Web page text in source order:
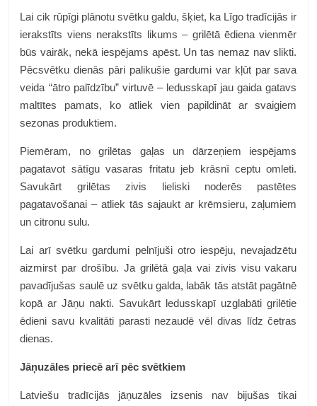
Lai cik rūpīgi plānotu svētku galdu, šķiet, ka Līgo tradīcijās ir
ierakstīts viens nerakstīts likums – grilētā ēdiena vienmēr
būs vairāk, nekā iespējams apēst. Un tas nemaz nav slikti.
Pēcsvētku dienās pāri palikušie gardumi var kļūt par sava
veida “ātro palīdzību” virtuvē – ledusskapī jau gaida gatavs
maltītes pamats, ko atliek vien papildināt ar svaigiem
sezonas produktiem.
Piemēram, no grilētas gaļas un dārzeņiem iespējams
pagatavot sātīgu vasaras fritatu jeb krāsnī ceptu omleti.
Savukārt grilētas zivis lieliski noderēs pastētes
pagatavošanai – atliek tās sajaukt ar krēmsieru, zaļumiem
un citronu sulu.
Lai arī svētku gardumi pelnījuši otro iespēju, nevajadzētu
aizmirst par drošību. Ja grilētā gaļa vai zivis visu vakaru
pavadījušas saulē uz svētku galda, labāk tās atstāt pagātnē
kopā ar Jāņu nakti. Savukārt ledusskapī uzglabāti grilētie
ēdieni savu kvalitāti parasti nezaudē vēl divas līdz četras
dienas.
Jāņuzāles priecē arī pēc svētkiem
Latviešu tradīcijās jāņuzāles izsenis nav bijušas tikai